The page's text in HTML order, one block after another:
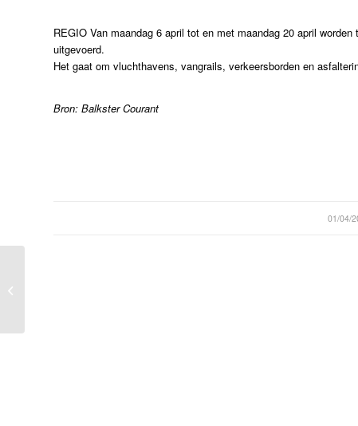
REGIO Van maandag 6 april tot en met maandag 20 april
uitgevoerd.
Het gaat om vluchthavens, vangrails, verkeersborden en
Bron: Balkster Courant
01/04/
/